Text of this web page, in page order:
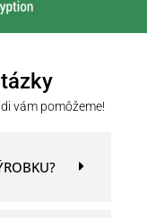
vám pomôžeme!